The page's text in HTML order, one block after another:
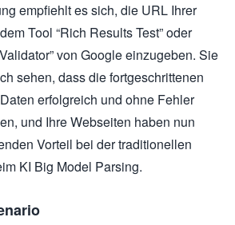
empfiehlt es sich, die URL Ihrer
Tool “Rich Results Test” oder
von Google einzugeben. Sie
sehen, dass die fortgeschrittenen
erfolgreich und ohne Fehler
und Ihre Webseiten haben nun
Vorteil bei der traditionellen
KI Big Model Parsing.